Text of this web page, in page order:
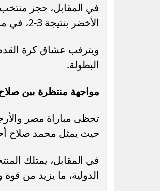
في المقابل، حجز
الأخضر بنتيجة 3-2، في مباراة قوية شهدت منافسة كبيرة بين الفريقين.
ويترقب عشاق كرة
البطولة.
مواجهة منتظرة بين
تحظى مباراة مصر
حيث يمثل محمد صلاح
في المقابل، يمتلك
الدولية، ما يزيد من قوة